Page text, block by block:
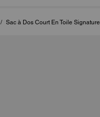
/ Sac à Dos Court En Toile Signature